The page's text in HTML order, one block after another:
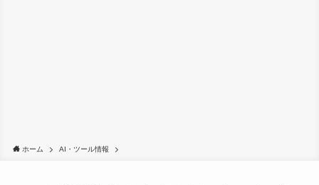
ホーム AI・ツール情報